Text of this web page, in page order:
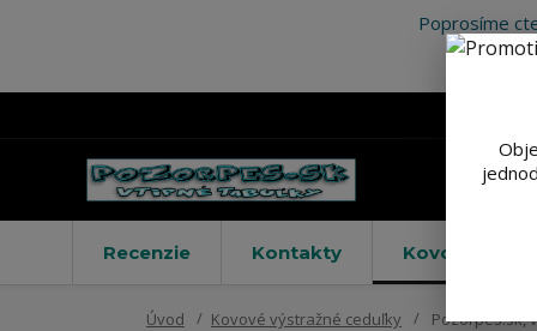
Poprosíme
Recenzie Kontakty Kovové
Úvod Kovové výstražné ceduľky Pozorpes.sk,